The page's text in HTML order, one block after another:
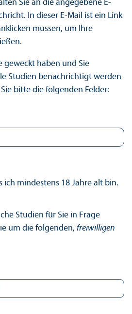
Sie an die angegebene E-
In dieser E-Mail ist ein Link
müssen, um Ihre
geweckt haben und Sie
Studien benachrichtigt werden
bitte die folgenden Felder:
ich mindestens 18 Jahre alt bin.
Studien für Sie in Frage
um die folgenden, freiwilligen